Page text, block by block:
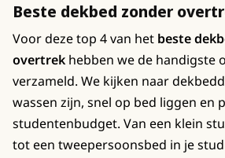
Beste dekbed zonder
Voor deze top 4 van het beste
overtrek hebben we de handigste
verzameld. We kijken naar
wassen zijn, snel op bed liggen en
studentenbudget. Van een klein
tot een tweepersoonsbed in je